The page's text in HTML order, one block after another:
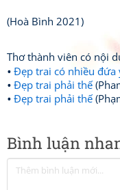
Bình luận
(Hoà Bình 2021)
Thơ thành viên có nội
Đẹp trai có nhiều đứa
Đẹp trai phải thế
Đẹp trai phải thế